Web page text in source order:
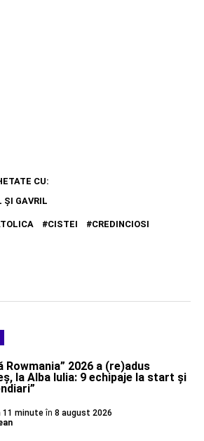
CU:
ȘI GAVRIL
CISTEI CREDINCIOSI
Rowmania” 2026 a (re)adus
la Alba Iulia: 9 echipaje la start și
11 minute în 8 august 2026